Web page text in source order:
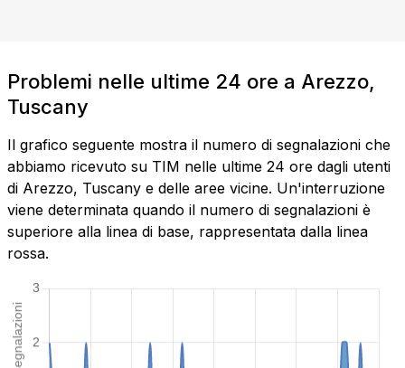
Problemi nelle ultime 24 ore a Arezzo,
Tuscany
Il grafico seguente mostra il numero di segnalazioni che
abbiamo ricevuto su TIM nelle ultime 24 ore dagli utenti
di Arezzo, Tuscany e delle aree vicine. Un'interruzione
viene determinata quando il numero di segnalazioni è
superiore alla linea di base, rappresentata dalla linea
rossa.